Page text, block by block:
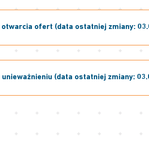
otwarcia ofert (data ostatniej zmiany:
unieważnieniu (data ostatniej zmiany: